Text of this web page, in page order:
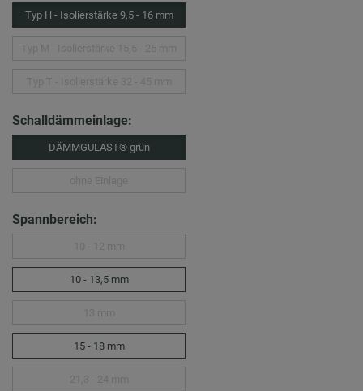
Typ H - Isolierstärke 9,5 - 16 mm
Schalldämmeinlage:
DÄMMGULAST® grün
Spannbereich:
10 - 13,5 mm
15 - 18 mm